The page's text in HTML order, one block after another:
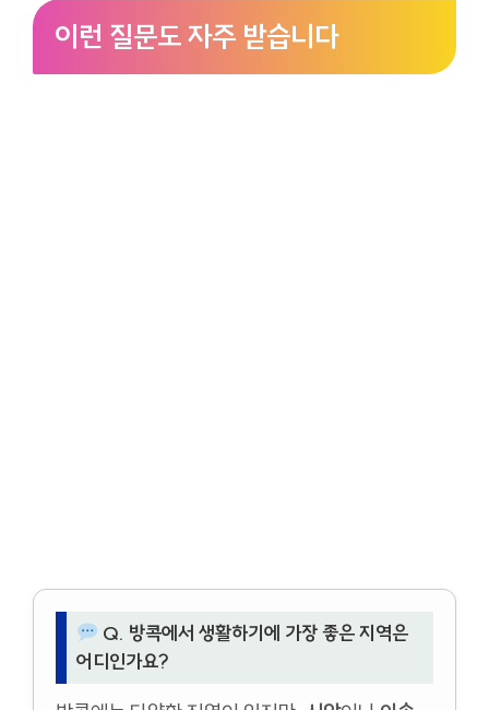
이런 질문도 자주 받습니다
Q. 방콕에서 생활하기에 가장 좋은 지역은
어디인가요?